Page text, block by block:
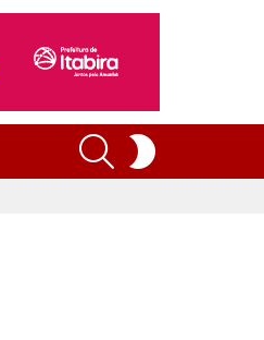
SEARCH